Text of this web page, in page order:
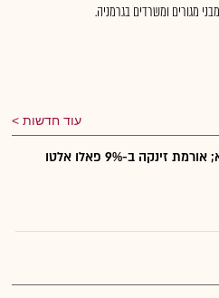
מגורים ומשרדים בגרמניה.
עוד חדשות
נעילה חיובית בת"א; אורמת זינקה ב-9% פאלו אלטו